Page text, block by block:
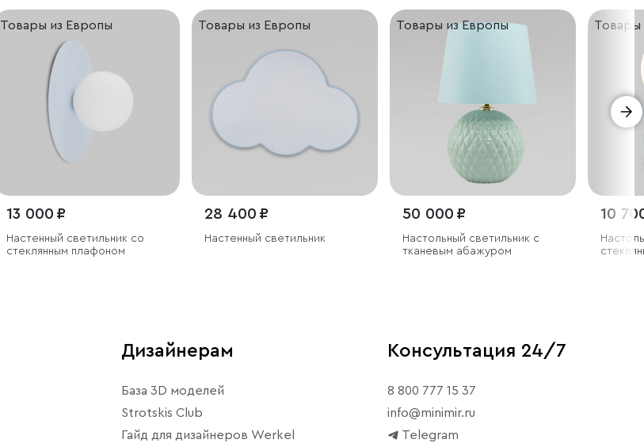
Товары из Европы
13 000 ₽
Настенный светильник со
стеклянным плафоном
Товары из Европы
28 400 ₽
Настенный светильник
Товары из Европы
50 000 ₽
Настольный светильник с
тканевым абажуром
Товары
10
Дизайнерам
База 3D моделей
Strotskis Club
Гайд для дизайнеров Werkel
Консультация 24/7
8 800 777 15 37
info@minimir.ru
Telegram